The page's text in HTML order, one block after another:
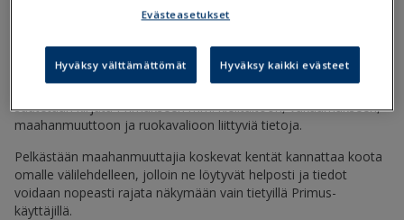
Henkilötiedot
Päivitetty viimeksi: 21.8.2020
Maahanmuuttajista ja maahanmuuttajataustaisista oppilaista
saatetaan kirjata Primukseen mm. kielitaitoon, vakaumukseen,
maahanmuuttoon ja ruokavalioon liittyviä tietoja.
Pelkästään maahanmuuttajia koskevat kentät kannattaa koota
omalle välilehdelleen, jolloin ne löytyvät helposti ja tiedot
voidaan nopeasti rajata näkymään vain tietyillä Primus-
käyttäjillä.
Evästeasetukset
Hyväksy välttämättömät Hyväksy kaikki evästeet